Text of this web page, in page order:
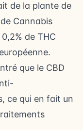
de la plante de
Cannabis
de THC
que le CBD
ce qui en fait un